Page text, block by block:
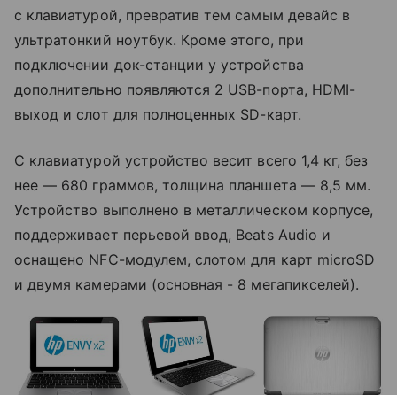
с клавиатурой, превратив тем самым девайс в
ультратонкий ноутбук. Кроме этого, при
подключении док-станции у устройства
дополнительно появляются 2 USB-порта, HDMI-
выход и слот для полноценных SD-карт.
С клавиатурой устройство весит всего 1,4 кг, без
нее — 680 граммов, толщина планшета — 8,5 мм.
Устройство выполнено в металлическом корпусе,
поддерживает перьевой ввод, Beats Audio и
оснащено NFC-модулем, слотом для карт microSD
и двумя камерами (основная - 8 мегапикселей).